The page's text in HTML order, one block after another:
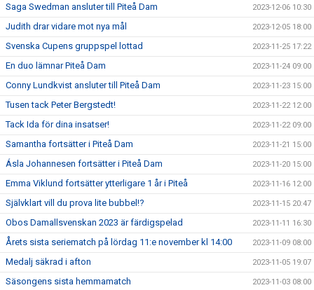
Saga Swedman ansluter till Piteå Dam 2023-12-06 10:30
Judith drar vidare mot nya mål 2023-12-05 18:00
Svenska Cupens gruppspel lottad 2023-11-25 17:22
En duo lämnar Piteå Dam 2023-11-24 09:00
Conny Lundkvist ansluter till Piteå Dam 2023-11-23 15:00
Tusen tack Peter Bergstedt! 2023-11-22 12:00
Tack Ida för dina insatser! 2023-11-22 09:00
Samantha fortsätter i Piteå Dam 2023-11-21 15:00
Ásla Johannesen fortsätter i Piteå Dam 2023-11-20 15:00
Emma Viklund fortsätter ytterligare 1 år i Piteå 2023-11-16 12:00
Självklart vill du prova lite bubbel!? 2023-11-15 20:47
Obos Damallsvenskan 2023 är färdigspelad 2023-11-11 16:30
Årets sista seriematch på lördag 11:e november kl 14:00 2023-11-09 08:00
Medalj säkrad i afton 2023-11-05 19:07
Säsongens sista hemmamatch 2023-11-03 08:00